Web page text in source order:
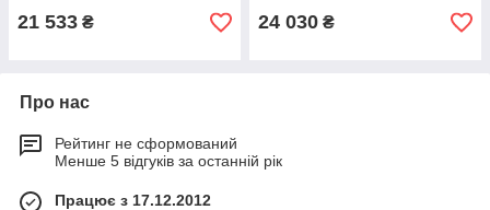
21 533 ₴ 24 030 ₴
Про нас
Рейтинг не сформований
Менше 5 відгуків за останній рік
Працює з 17.12.2012